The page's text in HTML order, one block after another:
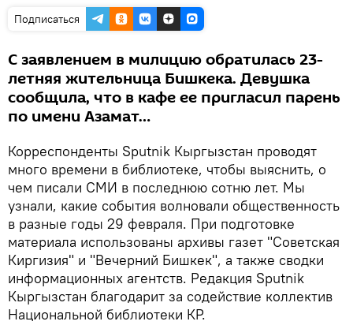
Подписаться
С заявлением в милицию обратилась 23-
летняя жительница Бишкека. Девушка
сообщила, что в кафе ее пригласил парень
по имени Азамат…
Корреспонденты Sputnik Кыргызстан проводят
много времени в библиотеке, чтобы выяснить, о
чем писали СМИ в последнюю сотню лет. Мы
узнали, какие события волновали общественность
в разные годы 29 февраля. При подготовке
материала использованы архивы газет "Советская
Киргизия" и "Вечерний Бишкек", а также сводки
информационных агентств. Редакция Sputnik
Кыргызстан благодарит за содействие коллектив
Национальной библиотеки КР.